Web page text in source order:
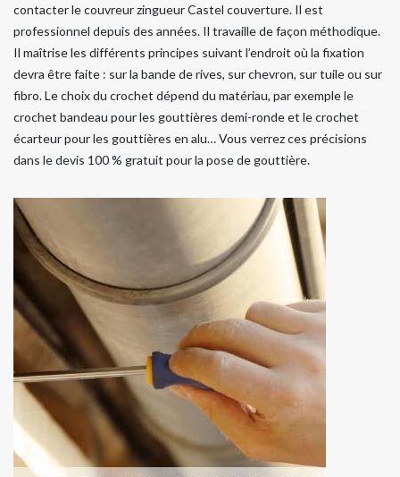
contacter le couvreur zingueur Castel couverture. Il est
professionnel depuis des années. Il travaille de façon méthodique.
Il maîtrise les différents principes suivant l’endroit où la fixation
devra être faite : sur la bande de rives, sur chevron, sur tuile ou sur
fibro. Le choix du crochet dépend du matériau, par exemple le
crochet bandeau pour les gouttières demi-ronde et le crochet
écarteur pour les gouttières en alu… Vous verrez ces précisions
dans le devis 100 % gratuit pour la pose de gouttière.